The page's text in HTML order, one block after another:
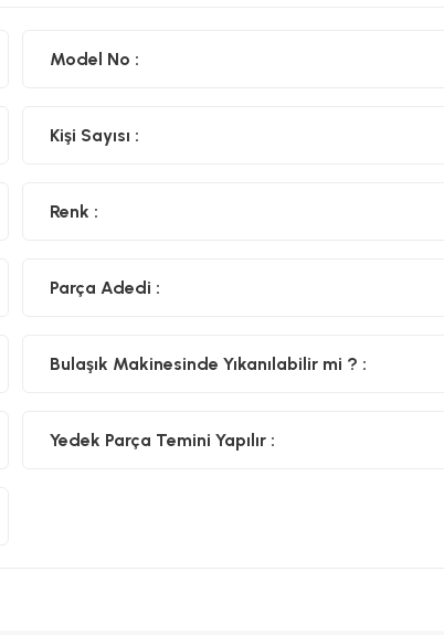
Model No :
Kişi Sayısı :
Renk :
Parça Adedi :
Bulaşık Makinesinde Yıkanılabilir mi ? :
Yedek Parça Temini Yapılır :